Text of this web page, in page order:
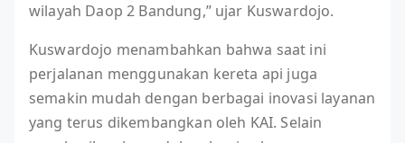
wilayah Daop 2 Bandung,” ujar Kuswardojo.
Kuswardojo menambahkan bahwa saat ini
perjalanan menggunakan kereta api juga
semakin mudah dengan berbagai inovasi layanan
yang terus dikembangkan oleh KAI. Selain